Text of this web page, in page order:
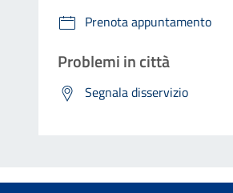
Prenota appuntamento
Problemi in città
Segnala disservizio